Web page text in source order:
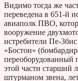
Видимо тогда же
переведена в 651-й
авиаполк ПВО,
вооружение
истребители Пе-
«Бостон»
переоборудованный
этой части старший
штурманом звена,